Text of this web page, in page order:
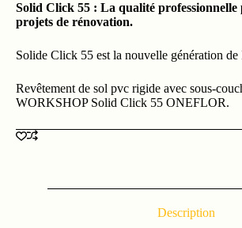
Solid Click 55 : La qualité professionnelle
projets de rénovation.
Solide Click 55 est la nouvelle génération
Revêtement de sol pvc rigide avec sous-
WORKSHOP Solid Click 55 ONEFLOR.
Description